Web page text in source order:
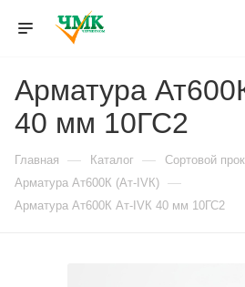
Арматура
40 мм 10ГС2
Главная — Каталог — Сортовой
Арматура Ат600К (Ат-IVК) —
Арматура Ат600К Ат-IVК 40 мм 10ГС2